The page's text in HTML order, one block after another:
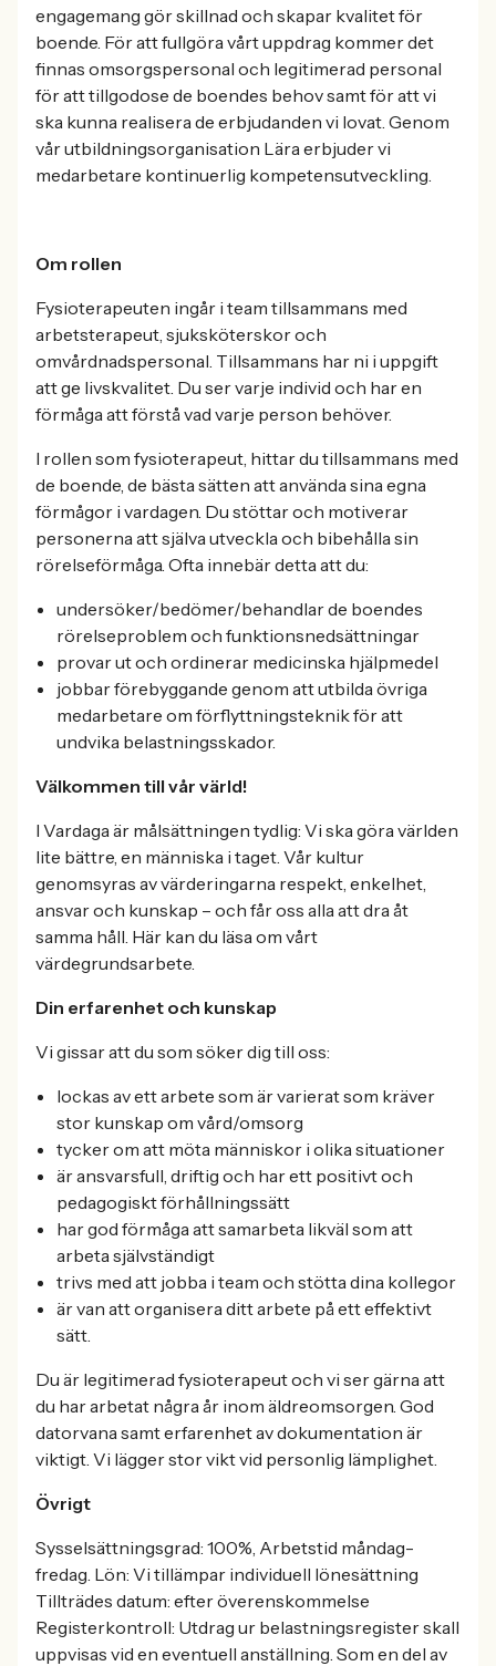
engagemang gör skillnad och skapar kvalitet för
boende. För att fullgöra vårt uppdrag kommer det
finnas omsorgspersonal och legitimerad personal
för att tillgodose de boendes behov samt för att vi
ska kunna realisera de erbjudanden vi lovat. Genom
vår utbildningsorganisation Lära erbjuder vi
medarbetare kontinuerlig kompetensutveckling.
Om rollen
Fysioterapeuten ingår i team tillsammans med
arbetsterapeut, sjuksköterskor och
omvårdnadspersonal. Tillsammans har ni i uppgift
att ge livskvalitet. Du ser varje individ och har en
förmåga att förstå vad varje person behöver.
I rollen som fysioterapeut, hittar du tillsammans med
de boende, de bästa sätten att använda sina egna
förmågor i vardagen. Du stöttar och motiverar
personerna att själva utveckla och bibehålla sin
rörelseförmåga. Ofta innebär detta att du:
undersöker/bedömer/behandlar de boendes
rörelseproblem och funktionsnedsättningar
provar ut och ordinerar medicinska hjälpmedel
jobbar förebyggande genom att utbilda övriga
medarbetare om förflyttningsteknik för att
undvika belastningsskador.
Välkommen till vår värld!
I Vardaga är målsättningen tydlig: Vi ska göra världen
lite bättre, en människa i taget. Vår kultur
genomsyras av värderingarna respekt, enkelhet,
ansvar och kunskap – och får oss alla att dra åt
samma håll. Här kan du läsa om vårt
värdegrundsarbete.
Din erfarenhet och kunskap
Vi gissar att du som söker dig till oss:
lockas av ett arbete som är varierat som kräver
stor kunskap om vård/omsorg
tycker om att möta människor i olika situationer
är ansvarsfull, driftig och har ett positivt och
pedagogiskt förhållningssätt
har god förmåga att samarbeta likväl som att
arbeta självständigt
trivs med att jobba i team och stötta dina kollegor
är van att organisera ditt arbete på ett effektivt
sätt.
Du är legitimerad fysioterapeut och vi ser gärna att
du har arbetat några år inom äldreomsorgen. God
datorvana samt erfarenhet av dokumentation är
viktigt. Vi lägger stor vikt vid personlig lämplighet.
Övrigt
Sysselsättningsgrad: 100%, Arbetstid måndag-
fredag. Lön: Vi tillämpar individuell lönesättning
Tillträdes datum: efter överenskommelse
Registerkontroll: Utdrag ur belastningsregister skall
uppvisas vid en eventuell anställning. Som en del av